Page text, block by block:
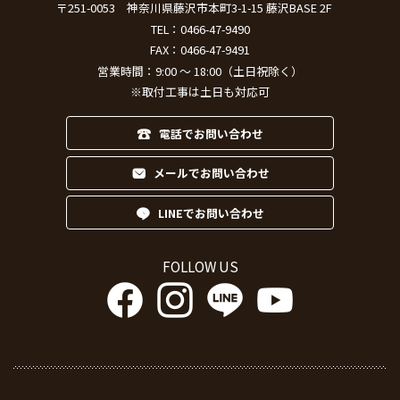
〒251-0053
神奈川県藤沢市本町3-1-15 藤沢BASE 2F
TEL： 0466-47-9490
FAX：0466-47-9491
営業時間：9:00 ～ 18:00（土日祝除く）
※取付工事は土日も対応可
電話でお問い合わせ
メールでお問い合わせ
LINEでお問い合わせ
FOLLOW US